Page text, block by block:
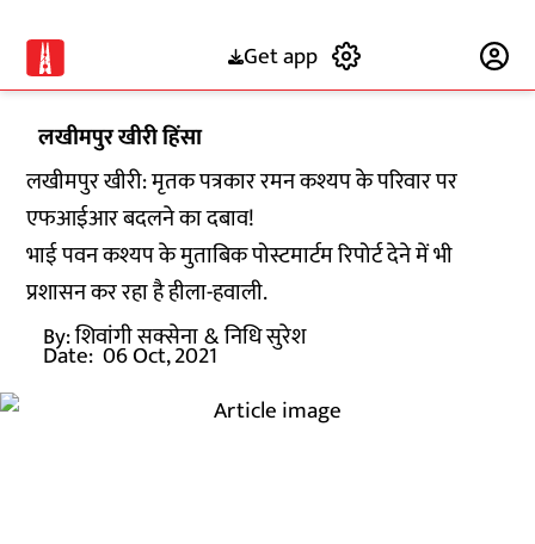
Get app
लखीमपुर खीरी हिंसा
लखीमपुर खीरी: मृतक पत्रकार रमन कश्यप के परिवार पर
एफआईआर बदलने का दबाव!
भाई पवन कश्यप के मुताबिक पोस्टमार्टम रिपोर्ट देने में भी
प्रशासन कर रहा है हीला-हवाली.
By:शिवांगी सक्सेना& निधि सुरेश
Date: 06 Oct, 2021